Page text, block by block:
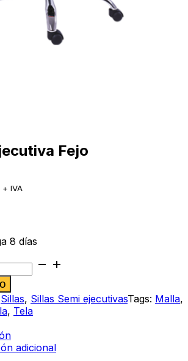
Fejo
IVA
8 días
Sillas, Sillas Semi ejecutivasTags: Malla,
, Tela
adicional